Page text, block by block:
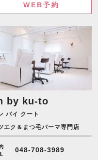
WEB予約
by ku-to
バイ クート
エク＆まつ毛パーマ専門店
048-708-3989